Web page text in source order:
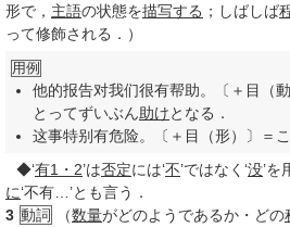
形で， 主語の状態を描写する ；しばしば
って修飾される．）
用例
他的报告对我们很有帮助。〔＋目（
とってずいぶん助けとなる．
这事特别有危险。〔＋目（形）〕＝
◆‘有1・2’は否定には‘不’ではなく‘没’を
に‘不有…’とも言う．
3 動詞 （数量がどのようであるか・どの